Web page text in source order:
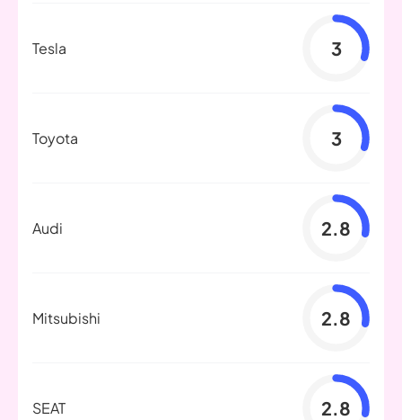
Tesla 3
Toyota 3
Audi 2.8
Mitsubishi 2.8
SEAT 2.8